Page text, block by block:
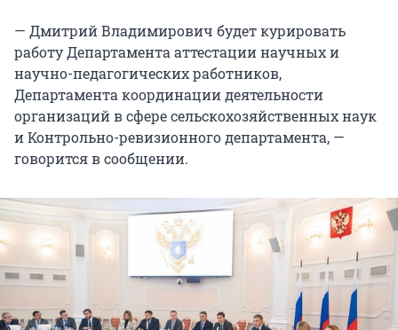
— Дмитрий Владимирович будет курировать
работу Департамента аттестации научных и
научно-педагогических работников,
Департамента координации деятельности
организаций в сфере сельскохозяйственных наук
и Контрольно-ревизионного департамента, —
говорится в сообщении.